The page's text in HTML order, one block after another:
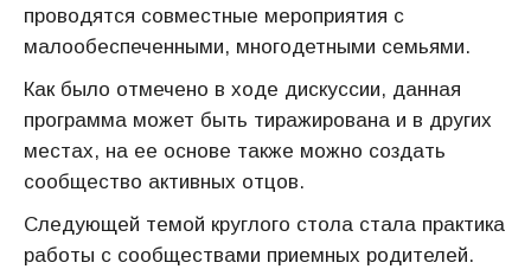
проводятся совместные мероприятия с
малообеспеченными, многодетными семьями.
Как было отмечено в ходе дискуссии, данная
программа может быть тиражирована и в других
местах, на ее основе также можно создать
сообщество активных отцов.
Следующей темой круглого стола стала практика
работы с сообществами приемных родителей.